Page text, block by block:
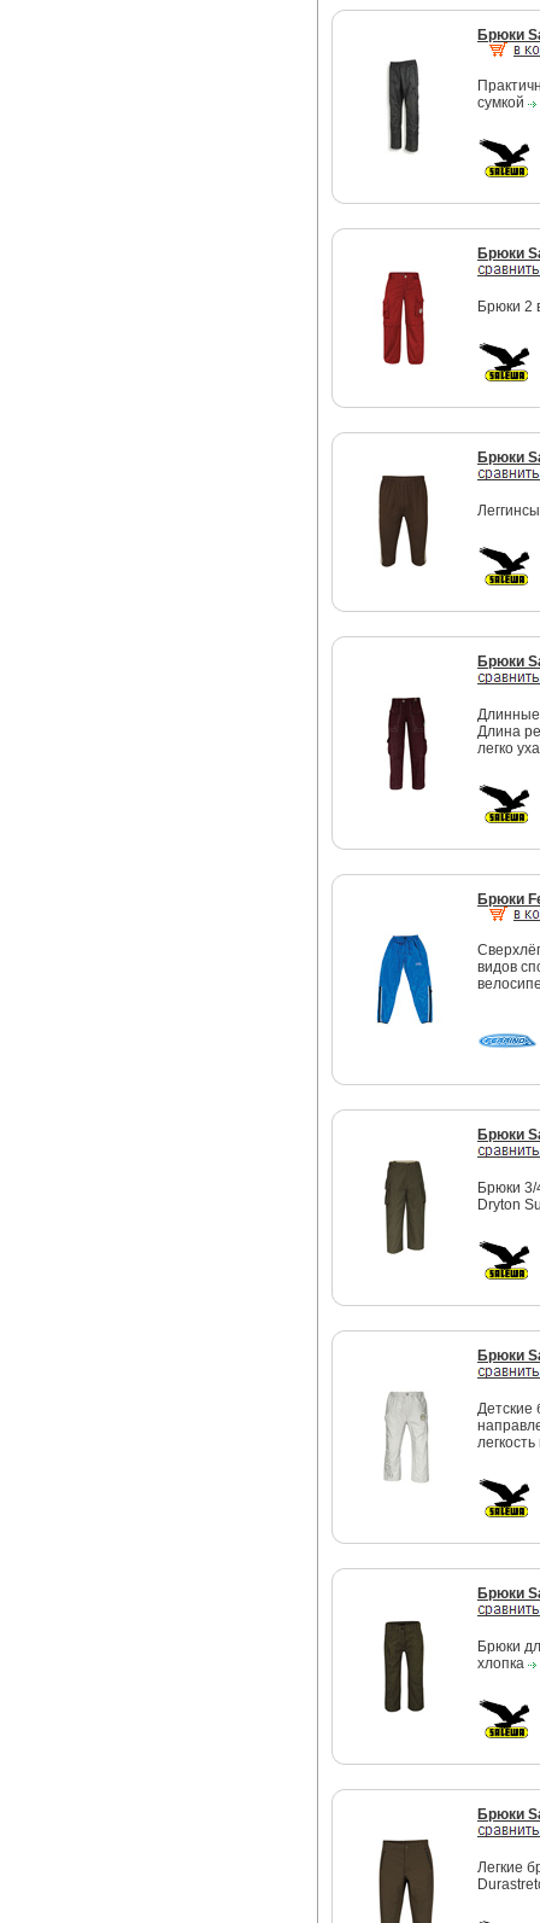
Брюки
сумкой
Брюки
Брюки 2
Брюки
Брюки
Длинные
Длина
легко
Брюки
видов
Брюки
Брюки 3/
Dryton
Брюки
Детские
Брюки
Брюки
хлопка
Брюки
Легкие